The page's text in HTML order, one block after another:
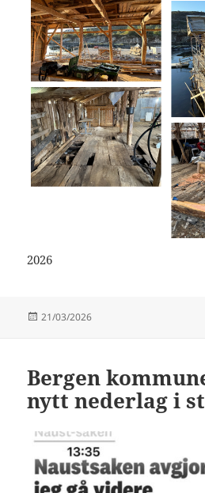
2026
Publisert
21/03/2026
Bergen
nytt nederlag i